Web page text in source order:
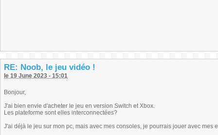
RE: Noob, le jeu vidéo !
le 19 June 2023 - 15:01
Bonjour,
J'ai bien envie d'acheter le jeu en version Switch et Xbox.
Les plateforme sont elles interconnectées?
J'ai déjà le jeu sur mon pc, mais avec mes consoles, je pourrais jouer avec mes